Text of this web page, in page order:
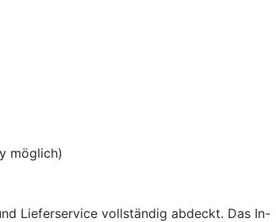
möglich)
Lieferservice vollständig abdeckt. Das In-